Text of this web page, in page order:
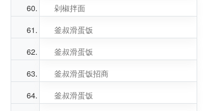
剁椒拌面
釜叔滑蛋饭
釜叔滑蛋饭
釜叔滑蛋饭招商
釜叔滑蛋饭